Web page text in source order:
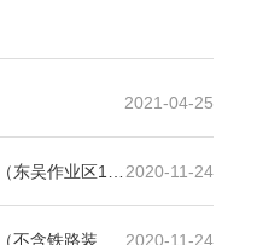
2021-04-25
2020-11-24
工环境保护验收调查报告公示
2020-11-24
保护验收调查报告公示